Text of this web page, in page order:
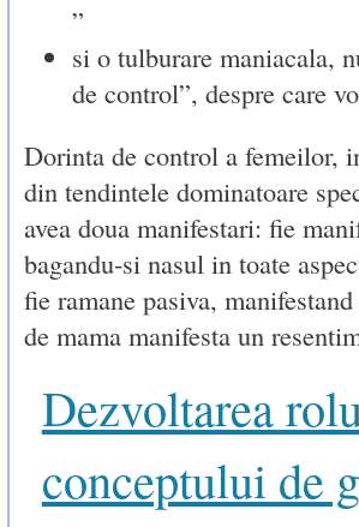
”
si o tulburare maniacala,
de control”, despre care
Dorinta de control a femeilor,
din tendintele dominatoare
avea doua manifestari: fie
bagandu-si nasul in toate
fie ramane pasiva,
de mama manifesta un
Dezvoltarea
conceptului de